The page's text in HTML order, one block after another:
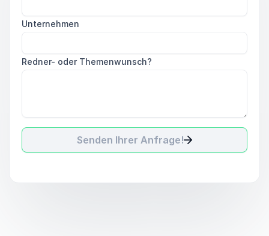
Unternehmen
Redner- oder Themenwunsch?
Senden Ihrer Anfrage!